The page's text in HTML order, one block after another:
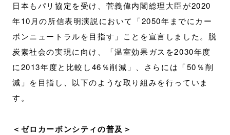
日本もパリ協定を受け、菅義偉内閣総理大臣が2020
年10月の所信表明演説において「2050年までにカー
ボンニュートラルを目指す」ことを宣言しました。脱
炭素社会の実現に向け、「温室効果ガスを2030年度
に2013年度と比較し46％削減」、さらには「50％削
減」を目指し、以下のような取り組みを行っていま
す。
＜ゼロカーボンシティの普及＞